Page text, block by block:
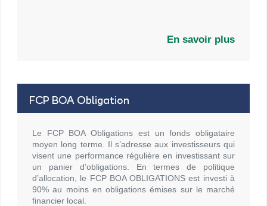
En savoir plus
FCP BOA Obligation
Le FCP BOA Obligations est un fonds obligataire
moyen long terme. Il s’adresse aux investisseurs qui
visent une performance régulière en investissant sur
un panier d’obligations. En termes de politique
d’allocation, le FCP BOA OBLIGATIONS est investi à
90% au moins en obligations émises sur le marché
financier local.